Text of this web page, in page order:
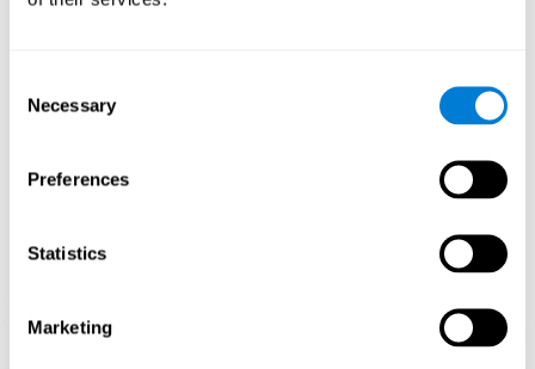
Selection
Necessary
Preferences
Statistics
Marketing
beitragen, neue Synapsen zu bilden, die neuronalen Schaltkreise
neu zu organisieren und die kognitiven Funktionen zu verbessern.